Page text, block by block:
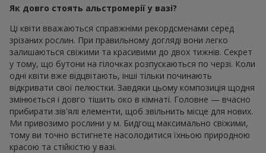
Як довго стоять альстромерії у вазі?
Ці квіти вважаються справжніми рекордсменами серед
зрізаних рослин. При правильному догляді вони легко
залишаються свіжими та красивими до двох тижнів. Секрет
у тому, що бутони на гілочках розпускаються по черзі. Коли
одні квіти вже відцвітають, інші тільки починають
відкривати свої пелюстки. Завдяки цьому композиція щодня
змінюється і довго тішить око в кімнаті. Головне — вчасно
прибирати зів'ялі елементи, щоб звільнить місце для нових.
Ми привозимо рослини у м. Бидгощ максимально свіжими,
тому ви точно встигнете насолодитися їхньою природною
красою та стійкістю у вазі.